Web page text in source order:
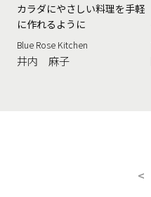
カラダにやさしい料理を手軽
に作れるように
Blue Rose Kitchen
井内 麻子